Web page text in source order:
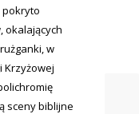
pokryto
okalających
w
Krzyżowej
sceny biblijne